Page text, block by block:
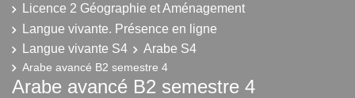
Licence 2 Géographie et Aménagement
Langue vivante. Présence en ligne
Langue vivante S4
Arabe S4
Arabe avancé B2 semestre 4
Arabe avancé B2 semestre 4